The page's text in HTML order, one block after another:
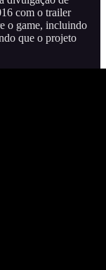
com o trailer
o game, incluindo
que o projeto